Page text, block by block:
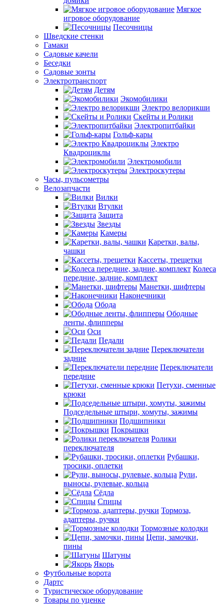
Мягкое
игровое оборудование
Песочницы
Шведские стенки
Гамаки
Садовые качели
Беседки
Садовые зонты
Электротранспорт
Детям
Экомобилики
Электро велорикши
Скейты и Ролики
Электропитбайки
Гольф-кары
Электро
Квадроциклы
Электромобили
Электроскутеры
Часы, пульсометры
Велозапчасти
Вилки
Втулки
Защита
Звезды
Камеры
Каретки, валы,
чашки
Кассеты, трещетки
Колеса
передние, задние, комплект
Манетки, шифтеры
Наконечники
Обода
Ободные
ленты, флипперы
Оси
Педали
Переключатели
задние
Переключатели
передние
Петухи, сменные
крюки
Подседельные штыри, хомуты, зажимы
Подшипники
Покрышки
Ролики
переключателя
Рубашки,
тросики, оплетки
Рули,
выносы, рулевые, кольца
Сёдла
Спицы
Тормоза,
адаптеры, ручки
Тормозные колодки
Цепи, замочки,
пины
Шатуны
Якорь
Футбольные ворота
Дартс
Туристическое оборудование
Товары по уценке